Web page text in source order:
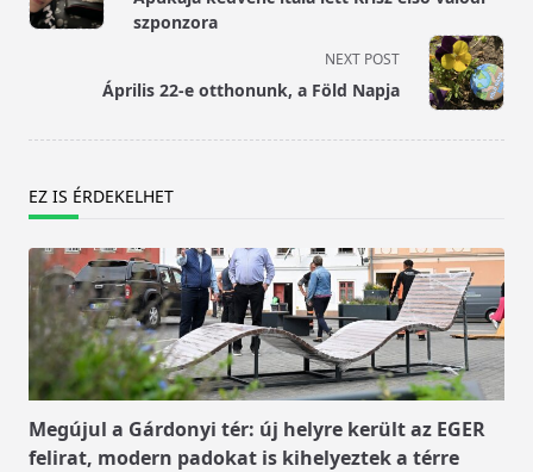
subtitle
text">Page</span>
szponzora
NEXT POST
Április 22-e otthonunk, a Föld Napja
EZ IS ÉRDEKELHET
Megújul a Gárdonyi tér: új helyre került az EGER
felirat, modern padokat is kihelyeztek a térre